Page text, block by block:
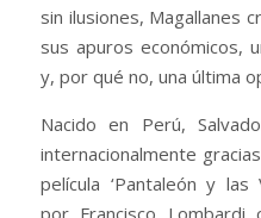
Celina vive sola y que
abusiva prestamista que
su pequeña peluquería si
sin ilusiones, Magallanes
sus apuros económicos,
y, por qué no, una última